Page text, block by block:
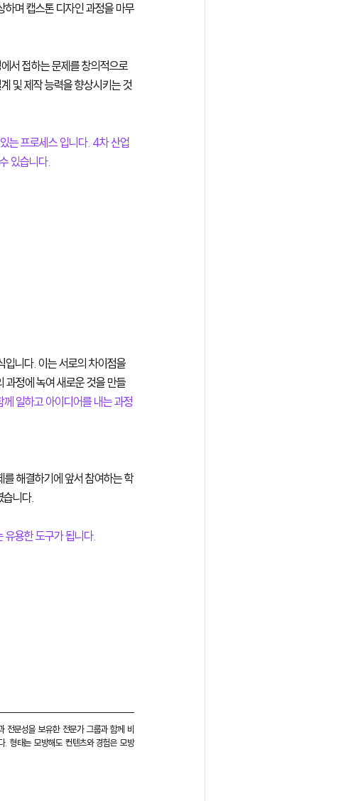
하며 캡스톤 디자인 과정을 마무
서 접하는 문제를 창의적으로
및 제작 능력을 향상시키는 것
는 프로세스 입니다. 4차 산업
있습니다.
입니다. 이는 서로의 차이점을
과정에 녹여 새로운 것을 만들
일하고 아이디어를 내는 과정
해결하기에 앞서 참여하는 학
니다.
유용한 도구가 됩니다.
문성을 보유한 전문가 그룹과 함께 비
형태는 모방해도 컨텐츠와 경험은 모방